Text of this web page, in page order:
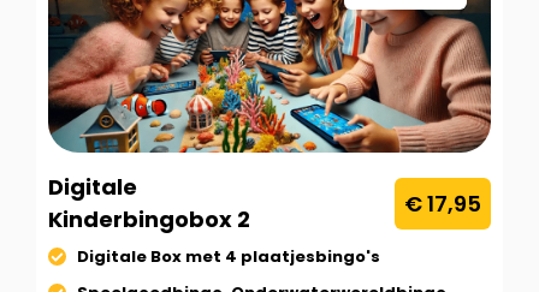
Digitale
Kinderbingobox 2
€ 17,95
Digitale Box met 4 plaatjesbingo's